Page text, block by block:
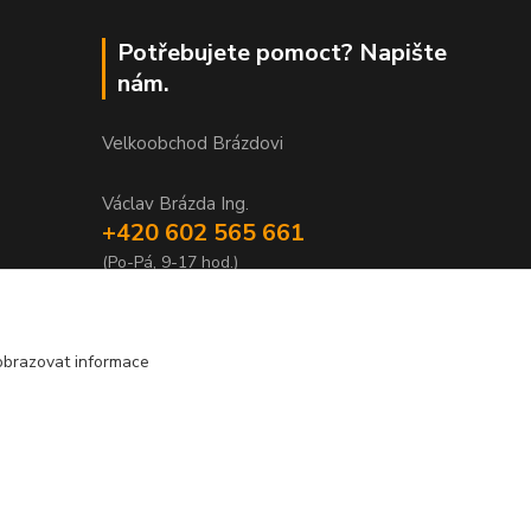
Potřebujete pomoct? Napište
nám.
Velkoobchod Brázdovi
Václav Brázda Ing.
+420 602 565 661
(Po-Pá, 9-17 hod.)
informace